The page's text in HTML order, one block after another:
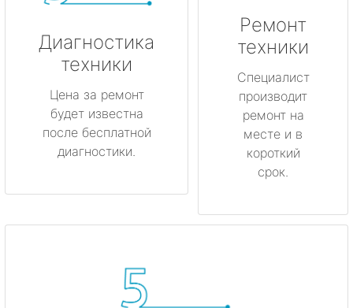
Диагностика
техники
Цена за ремонт
будет известна
после бесплатной
диагностики.
Ремонт
техники
Специалист
производит
ремонт на
месте и в
короткий
срок.